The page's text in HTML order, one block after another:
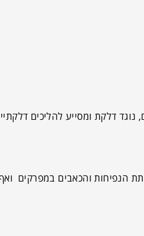
דלקת ומסייע להליכים
הנפיחות והכאבים במפרקים ואף